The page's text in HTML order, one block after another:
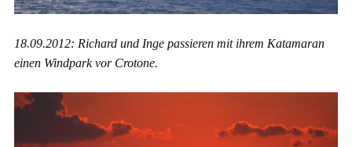
18.09.2012: Richard und Inge passieren mit ihrem Katamaran
einen Windpark vor Crotone.